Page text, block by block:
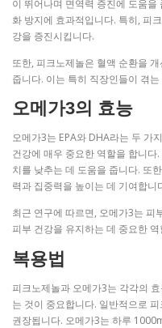
이 뛰어나며 면역력 증진에 도움
화 방지에 효과적입니다. 특히, 피
강을 증진시킵니다.
또한, 피크노제놀은 혈액 순환을
줍니다. 이는 특히 직장인들이 겪
오메가3의 효능
오메가3는 EPA와 DHA라는 두 가
건강에 매우 중요한 역할을 합니
치를 낮추는 데 도움을 줍니다. 또
력과 집중력을 높이는 데 기여합니
최근 연구에 따르면, 오메가3는 피
피부 건강을 유지하는 데 중요한
복용법
피크노제놀과 오메가3는 각각의
는 것이 중요합니다. 일반적으로
권장됩니다. 오메가3는 하루